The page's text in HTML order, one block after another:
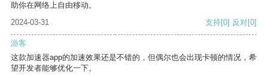
助你在网络上自由移动。
2024-03-31
支持[0] 反对[0]
游客
这款加速器app的加速效果还是不错的，但偶尔也会出现卡顿的情况，希
望开发者能够优化一下。